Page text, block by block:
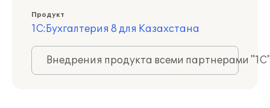
Продукт
1С:Бухгалтерия 8 для Казахстана
Внедрения продукта всеми партнерами